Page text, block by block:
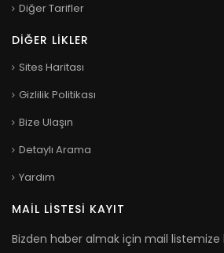
Diğer Tarifler
DIĞER LIKLER
Sites Haritası
Gizlilik Politikası
Bize Ulaşın
Detaylı Arama
Yardım
MAIL LISTESI KAYIT
Bizden haber almak için mail listemize